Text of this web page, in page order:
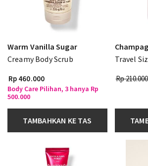
Warm Vanilla Sugar
Creamy Body Scrub
Rp 460.000
Body Care Pilihan, 3 hanya Rp
500.000
TAMBAHKAN KE TAS
Travel
Rp 210.000